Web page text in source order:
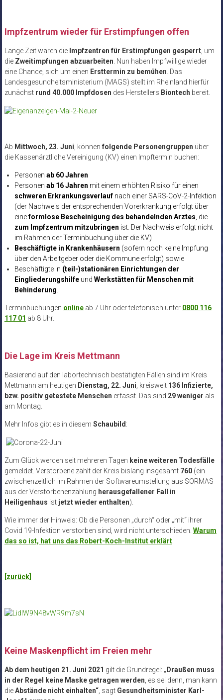
Impfzentrum wieder für Erstimpfungen offen
Lange Zeit waren die Impfzentren für Erstimpfungen gesperrt, um
die Zweitimpfungen abzuarbeiten. Nun haben Impfwillige wieder
eine Chance, sich um einen Ersttermin zu bemühen. Das
Landesgesundheitsministerium (MAGS) stellt im Rheinland hierfür
zunächst rund 40.000 Impfdosen des Herstellers Biontech bereit.
Ab Mittwoch, 23. Juni , können folgende Personengruppen über
die Kassenärztliche Vereinigung (KV) einen Impftermin buchen:
Personen ab 60 Jahren
Personen ab 16 Jahren mit einem erhöhten Risiko für einen
schweren Erkrankungsverlaufnach einer SARS-CoV-2-Infektion
(der Nachweis der entsprechenden Vorerkrankung erfolgt über
eineformlose Bescheinigung des behandelnden Arztes , die
zum Impfzentrum mitzubringen ist. Der Nachweis erfolgt nicht
im Rahmen der Terminbuchung über die KV)
Beschäftigte in Krankenhäusern (sofern noch keine Impfung
über den Arbeitgeber oder die Kommune erfolgt) sowie
Beschäftigte in (teil-)stationären Einrichtungen der
Eingliederungshilfeund Werkstätten für Menschen mit
Behinderung
Terminbuchungen onlineab 7 Uhr oder telefonisch unter 0800 116
117 01 ab 8 Uhr.
Die Lage im Kreis Mettmann
Basierend auf den labortechnisch bestätigten Fällen sind im Kreis
Mettmann am heutigen Dienstag, 22. Juni , kreisweit 136 Infizierte,
bzw. positiv getestete Menschen erfasst. Das sind 29 weniger als
am Montag.
Mehr Infos gibt es in diesem Schaubild :
Zum Glück werden seit mehreren Tagen keine weiteren Todesfälle
gemeldet. Verstorbene zählt der Kreis bislang insgesamt 760 (ein
zwischenzeitlich im Rahmen der Softwareumstellung aus SORMAS
aus der Verstorbenenzählung herausgefallener Fall in
Heiligenhaus ist jetzt wieder enthalten).
Wie immer der Hinweis: Ob die Personen „durch“ oder „mit“ ihrer
Covid 19-Infektion verstorben sind, wird nicht unterschieden. Warum
das so ist, hat uns das Robert-Koch-Institut erklärt.
[zurück]
Keine Maskenpflicht im Freien mehr
Ab dem heutigen 21. Juni 2021 gilt die Grundregel: „ Draußen muss
in der Regel keine Maske getragen werden , es sei denn, man kann
dieAbstände nicht einhalten“, sagt Gesundheitsminister Karl-